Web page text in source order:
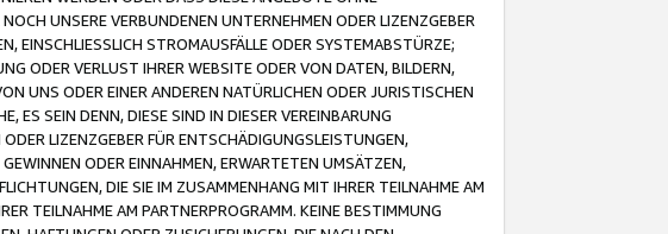
UNSERE VERBUNDENEN UNTERNEHMEN ODER LIZENZGEBER
EINSCHLIESSLICH STROMAUSFÄLLE ODER SYSTEMABSTÜRZE;
ODER VERLUST IHRER WEBSITE ODER VON DATEN, BILDERN,
UNS ODER EINER ANDEREN NATÜRLICHEN ODER JURISTISCHEN
ES SEIN DENN, DIESE SIND IN DIESER VEREINBARUNG
LIZENZGEBER FÜR ENTSCHÄDIGUNGSLEISTUNGEN,
ODER EINNAHMEN, ERWARTETEN UMSÄTZEN,
DIE SIE IM ZUSAMMENHANG MIT IHRER TEILNAHME AM
TEILNAHME AM PARTNERPROGRAMM. KEINE BESTIMMUNG